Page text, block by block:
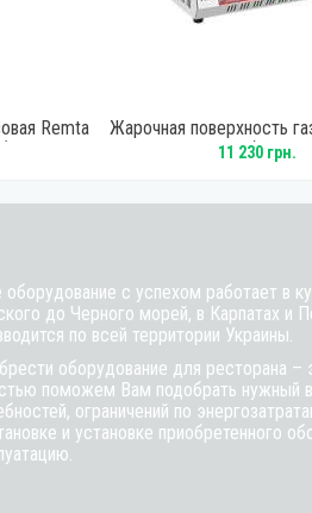
Remta
Жарочная поверхность
R84L LPG11 230 грн.
с успехом работает в
до Черного морей, в Карпатах и
по всей территории Украины.
оборудование для ресторана
поможем Вам подобрать нужный
ограничений по
и установке приобретенного